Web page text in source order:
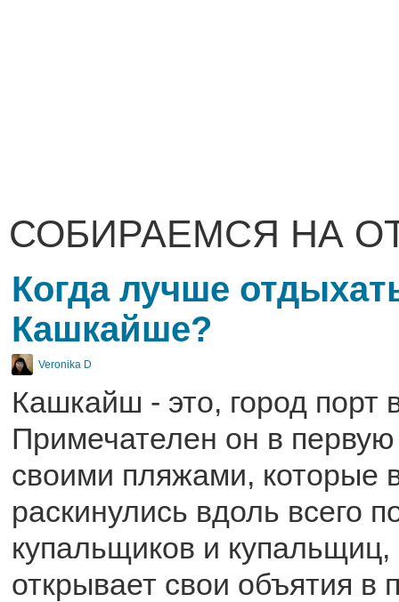
СОБИРАЕМСЯ НА
Когда лучше
Кашкайше?
Veronika D
Кашкайш - это, город порт
Примечателен он в
своими пляжами, которые
раскинулись вдоль всего
купальщиков и
открывает свои объятия в